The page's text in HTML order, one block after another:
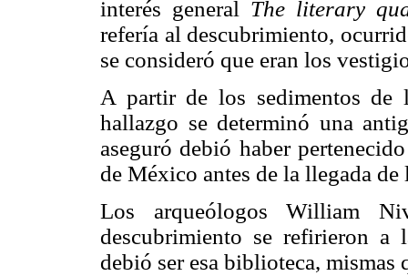
interés general The literary
refería al descubrimiento,
se consideró que eran los
A partir de los sedimentos de
hallazgo se determinó una
aseguró debió haber
de México antes de la llegada
Los arqueólogos William
descubrimiento se refirieron a
debió ser esa biblioteca,